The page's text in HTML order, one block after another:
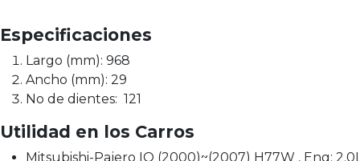
Especificaciones
Largo (mm): 968
Ancho (mm): 29
No de dientes: 121
Utilidad en los Carros
Mitsubishi-Pajero IO (2000)~(2007) H77W , Eng: